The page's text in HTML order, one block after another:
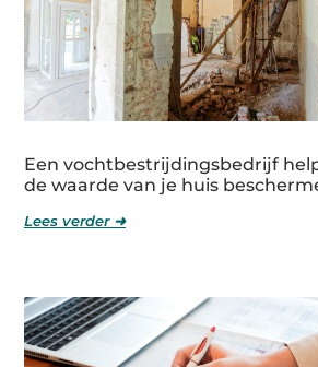
Een vochtbestrijdingsbedrijf
de waarde van je huis
Lees verder ➜